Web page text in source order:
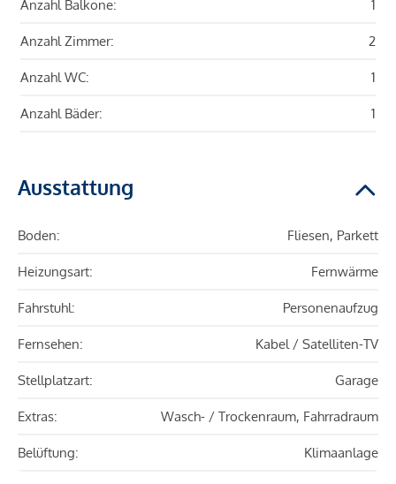
Anzahl Balkone: 1
Anzahl Zimmer: 2
Anzahl WC: 1
Anzahl Bäder: 1
Ausstattung
Boden: Fliesen, Parkett
Heizungsart: Fernwärme
Fahrstuhl: Personenaufzug
Fernsehen: Kabel / Satelliten-TV
Stellplatzart: Garage
Extras: Wasch- / Trockenraum, Fahrradraum
Belüftung: Klimaanlage